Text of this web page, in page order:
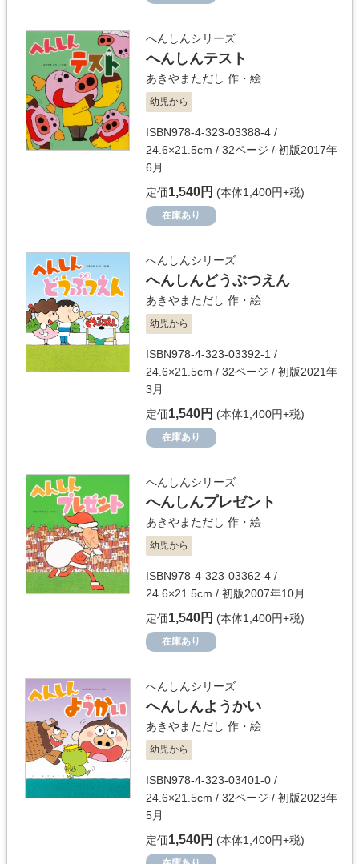
へんしんシリーズ
へんしんテスト
あきやまただし 作・絵
幼児から
ISBN978-4-323-03388-4 /
24.6×21.5cm / 32ページ / 初版2017年
6月
定価1,540円 (本体1,400円+税)
在庫あり
へんしんシリーズ
へんしんどうぶつえん
あきやまただし 作・絵
幼児から
ISBN978-4-323-03392-1 /
24.6×21.5cm / 32ページ / 初版2021年
3月
定価1,540円 (本体1,400円+税)
在庫あり
へんしんシリーズ
へんしんプレゼント
あきやまただし 作・絵
幼児から
ISBN978-4-323-03362-4 /
24.6×21.5cm / 初版2007年10月
定価1,540円 (本体1,400円+税)
在庫あり
へんしんシリーズ
へんしんようかい
あきやまただし 作・絵
幼児から
ISBN978-4-323-03401-0 /
24.6×21.5cm / 32ページ / 初版2023年
5月
定価1,540円 (本体1,400円+税)